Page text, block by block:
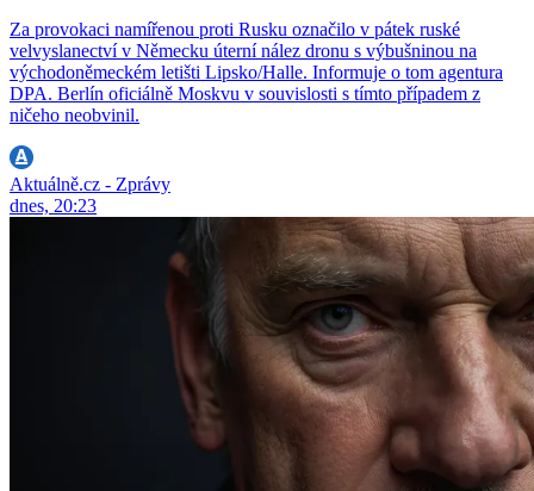
Za provokaci namířenou proti Rusku označilo v pátek ruské
velvyslanectví v Německu úterní nález dronu s výbušninou na
východoněmeckém letišti Lipsko/Halle. Informuje o tom agentura
DPA. Berlín oficiálně Moskvu v souvislosti s tímto případem z
ničeho neobvinil.
Aktuálně.cz - Zprávy
dnes, 20:23